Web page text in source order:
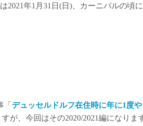
2021年1月31日(日)、カーニバルの頃
デュッセルドルフ在住時に年に1度
すが、今回はその2020/2021編になり